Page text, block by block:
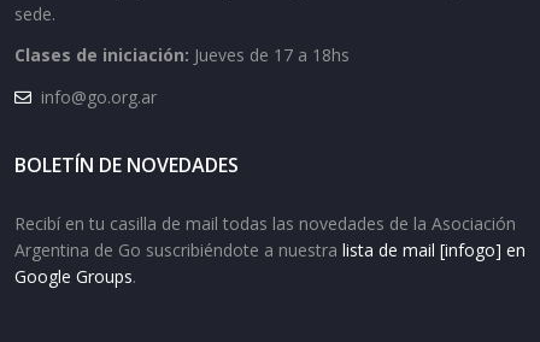
sede.
Clases de iniciación: Jueves de 17 a 18hs
info@go.org.ar
BOLETÍN DE NOVEDADES
Recibí en tu casilla de mail todas las novedades de la Asociación
Argentina de Go suscribiéndote a nuestra lista de mail [infogo] en
Google Groups.